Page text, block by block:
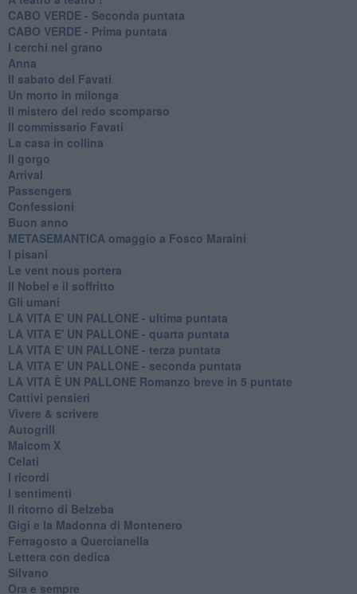
CABO VERDE - Seconda puntata
CABO VERDE - Prima puntata
I cerchi nel grano
Anna
Il sabato del Favati
Un morto in milonga
Il mistero del redo scomparso
Il commissario Favati
La casa in collina
Il gorgo
Arrival
Passengers
Confessioni
Buon anno
METASEMANTICA omaggio a Fosco Maraini
I pisani
Le vent nous portera
Il Nobel e il soffritto
Gli umani
LA VITA E' UN PALLONE - ultima puntata
LA VITA E' UN PALLONE - quarta puntata
LA VITA E' UN PALLONE - terza puntata
LA VITA E' UN PALLONE - seconda puntata
LA VITA È UN PALLONE Romanzo breve in 5 puntate
Cattivi pensieri
Vivere & scrivere
Autogrill
Malcom X
Celati
I ricordi
I sentimenti
Il ritorno di Belzeba
Gigi e la Madonna di Montenero
Ferragosto a Quercianella
Lettera con dedica
Silvano
Ora e sempre